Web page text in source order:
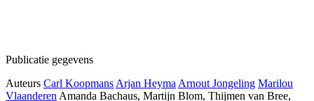
Publicatie gegevens
Auteurs Carl Koopmans Arjan Heyma Arnout Jongeling Marilou
Vlaanderen Amanda Bachaus, Martijn Blom, Thijmen van Bree,